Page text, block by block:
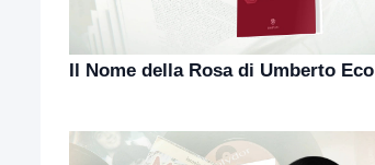
Il Nome della Rosa di Umberto Eco